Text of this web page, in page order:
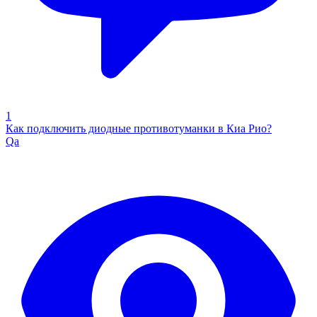
1
Как подключить диодные противотуманки в Киа Рио?
Qa